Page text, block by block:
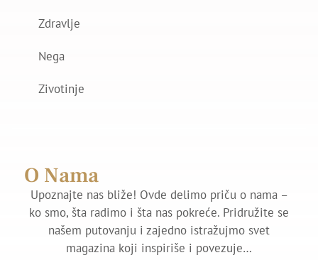
Zdravlje
Nega
Zivotinje
O Nama
Upoznajte nas bliže! Ovde delimo priču o nama –
ko smo, šta radimo i šta nas pokreće. Pridružite se
našem putovanju i zajedno istražujmo svet
magazina koji inspiriše i povezuje…